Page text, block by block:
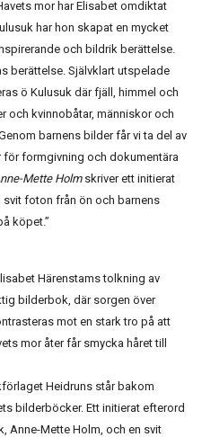
mor har Elisabet omdiktat
har hon skapat en mycket
och bildrik berättelse.
berättelse. Självklart utspelade
ö Kulusuk där fjäll, himmel och
och kvinnobåtar, människor och
barnens bilder får vi ta del av
för formgivning och dokumentära
Mette Holmskriver ett initierat
foton från ön och barnens
köpet.”
Härenstams tolkning av
bilderbok, där sorgen över
mot en stark tro på att
mor åter får smycka håret till
Heidruns står bakom
bilderböcker. Ett initierat efterord
Anne-Mette Holm, och en svit